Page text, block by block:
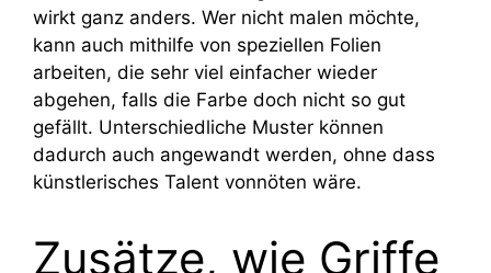
wirkt ganz anders. Wer nicht malen möchte,
kann auch mithilfe von speziellen Folien
arbeiten, die sehr viel einfacher wieder
abgehen, falls die Farbe doch nicht so gut
gefällt. Unterschiedliche Muster können
dadurch auch angewandt werden, ohne dass
künstlerisches Talent vonnöten wäre.
Zusätze, wie Griffe